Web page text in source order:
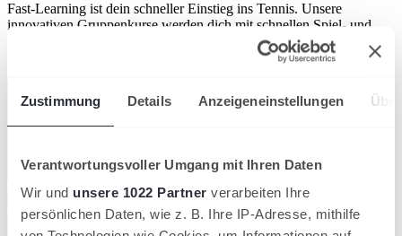
Zustimmung Details Anzeigeneinstellungen
Verantwortungsvoller Umgang mit Ihren Daten
Wir und unsere 1022 Partner verarbeiten Ihre
persönlichen Daten, wie z. B. Ihre IP-Adresse, mithilfe
Fast-Learning ist dein schneller Einstieg ins Tennis. Unsere
innovativen Gruppenkurse werden dich mit schnellen Spiel- und